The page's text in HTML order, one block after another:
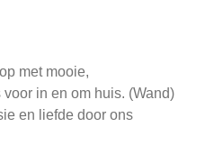
met mooie,
in en om huis. (Wand)
en liefde door ons